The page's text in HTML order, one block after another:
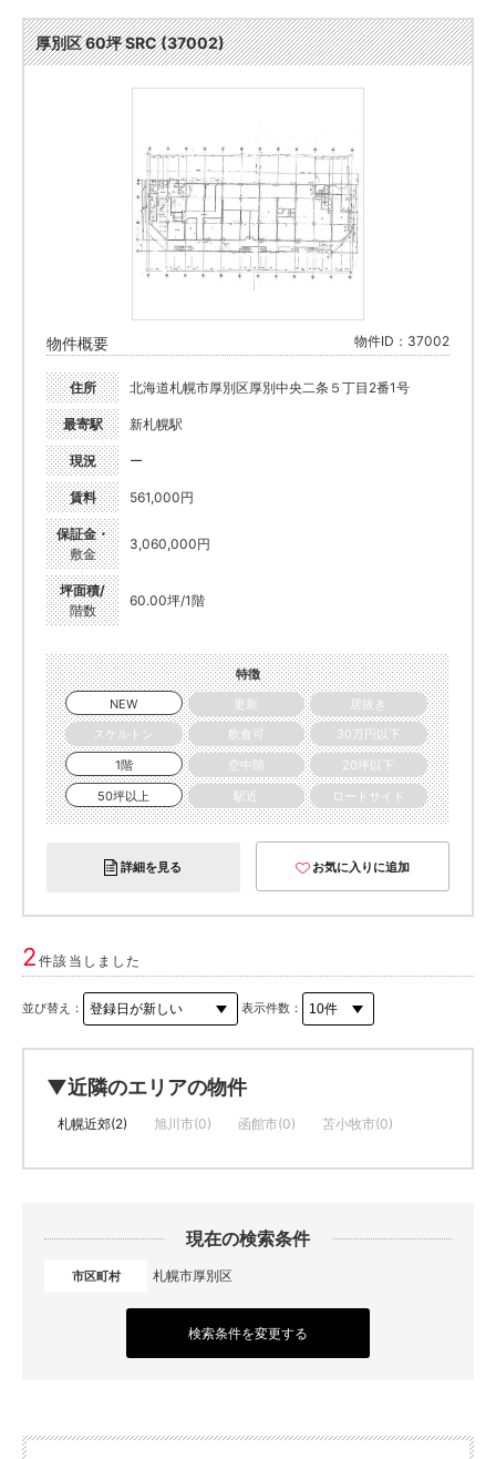
厚別区 60坪 SRC (37002)
物件概要 物件ID：37002
住所 北海道札幌市厚別区厚別中央二条５丁目2番1号
最寄駅 新札幌駅
現況 ー
賃料 561,000円
保証金・
敷金
3,060,000円
坪面積/
階数
60.00坪/1階
特徴
NEW
更新
居抜き
スケルトン
飲食可
30万円以下
1階
空中階
20坪以下
50坪以上
駅近 ロードサイド
詳細を見る お気に入りに追加
2件該当しました
並び替え： 表示件数：
▼近隣のエリアの物件
札幌近郊(2) 旭川市(0) 函館市(0) 苫小牧市(0)
現在の検索条件
市区町村 札幌市厚別区
検索条件を変更する